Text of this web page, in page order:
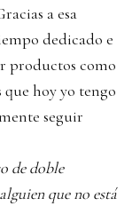
a esa
dedicado e
productos como
hoy yo tengo
seguir
de doble
que no está